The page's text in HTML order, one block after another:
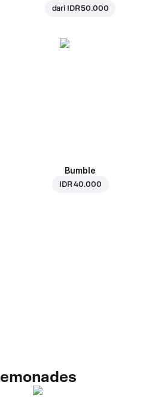
dari IDR 50.000
Bumble
IDR 40.000